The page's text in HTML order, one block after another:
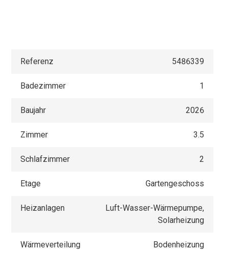
Referenz 5486339
Badezimmer 1
Baujahr 2026
Zimmer 3.5
Schlafzimmer 2
Etage Gartengeschoss
Heizanlagen
Luft-Wasser-Wärmepumpe,
Solarheizung
Wärmeverteilung Bodenheizung